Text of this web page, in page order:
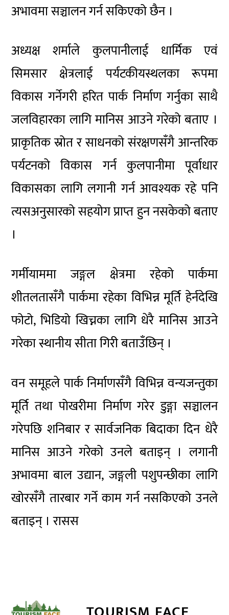
अभावमा सञ्चालन गर्न सकिएको छैन ।
अध्यक्ष शर्माले कुलपानीलाई धार्मिक एवं
सिमसार क्षेत्रलाई पर्यटकीयस्थलका रूपमा
विकास गर्नेगरी हरित पार्क निर्माण गर्नुका साथै
जलविहारका लागि मानिस आउने गरेको बताए ।
प्राकृतिक स्रोत र साधनको संरक्षणसँगै आन्तरिक
पर्यटनको विकास गर्न कुलपानीमा पूर्वाधार
विकासका लागि लगानी गर्न आवश्यक रहे पनि
त्यसअनुसारको सहयोग प्राप्त हुन नसकेको बताए
।
गर्मीयाममा जङ्गल क्षेत्रमा रहेको पार्कमा
शीतलतासँगै पार्कमा रहेका विभिन्न मूर्ति हेर्नदेखि
फोटो, भिडियो खिच्नका लागि धेरै मानिस आउने
गरेका स्थानीय सीता गिरी बताउँछिन् ।
वन समूहले पार्क निर्माणसँगै विभिन्न वन्यजन्तुका
मूर्ति तथा पोखरीमा निर्माण गरेर डुङ्गा सञ्चालन
गरेपछि शनिबार र सार्वजनिक बिदाका दिन धेरै
मानिस आउने गरेको उनले बताइन् । लगानी
अभावमा बाल उद्यान, जङ्गली पशुपन्छीका लागि
खोरसँगै तारबार गर्ने काम गर्न नसकिएको उनले
बताइन् । रासस